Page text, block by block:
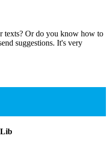
texts? Or do you know how to
suggestions. It's very